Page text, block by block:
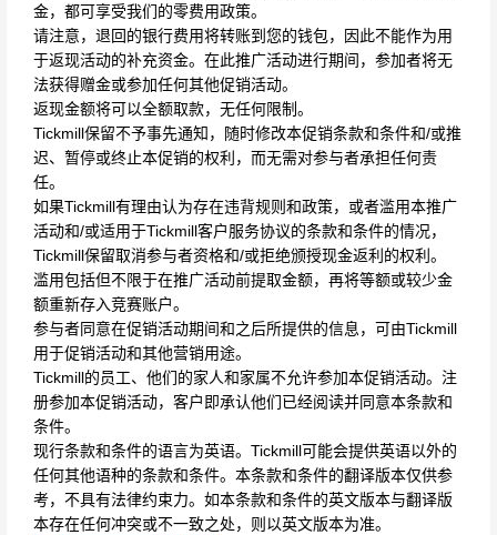
金，都可享受我们的零费用政策。
请注意，退回的银行费用将转账到您的钱包，因此不能作为用
于返现活动的补充资金。在此推广活动进行期间，参加者将无
法获得赠金或参加任何其他促销活动。
返现金额将可以全额取款，无任何限制。
Tickmill保留不予事先通知，随时修改本促销条款和条件和/或推
迟、暂停或终止本促销的权利，而无需对参与者承担任何责
任。
如果Tickmill有理由认为存在违背规则和政策，或者滥用本推广
活动和/或适用于Tickmill客户服务协议的条款和条件的情况，
Tickmill保留取消参与者资格和/或拒绝颁授现金返利的权利。
滥用包括但不限于在推广活动前提取金额，再将等额或较少金
额重新存入竞赛账户。
参与者同意在促销活动期间和之后所提供的信息，可由Tickmill
用于促销活动和其他营销用途。
Tickmill的员工、他们的家人和家属不允许参加本促销活动。注
册参加本促销活动，客户即承认他们已经阅读并同意本条款和
条件。
现行条款和条件的语言为英语。Tickmill可能会提供英语以外的
任何其他语种的条款和条件。本条款和条件的翻译版本仅供参
考，不具有法律约束力。如本条款和条件的英文版本与翻译版
本存在任何冲突或不一致之处，则以英文版本为准。